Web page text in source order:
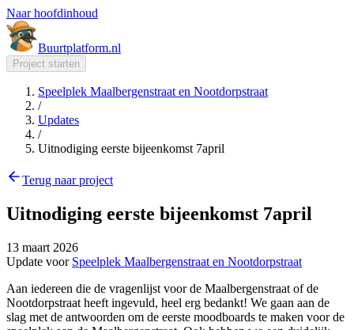
Naar hoofdinhoud
Buurtplatform.nl
Project starten
Speelplek Maalbergenstraat en Nootdorpstraat
/
Updates
/
Uitnodiging eerste bijeenkomst 7april
Terug naar project
Uitnodiging eerste bijeenkomst 7april
13 maart 2026
Update voor Speelplek Maalbergenstraat en Nootdorpstraat
Aan iedereen die de vragenlijst voor de Maalbergenstraat of de
Nootdorpstraat heeft ingevuld, heel erg bedankt! We gaan aan de
slag met de antwoorden om de eerste moodboards te maken voor de